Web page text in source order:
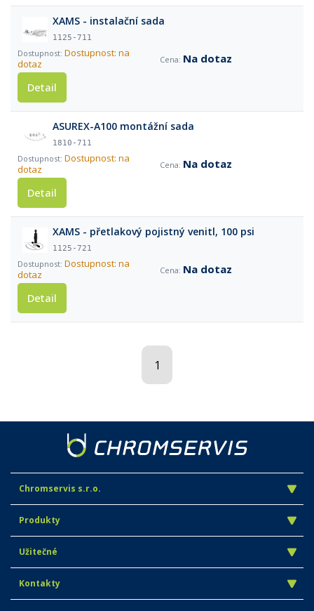
XAMS - instalační sada
1125-711
Dostupnost: na
dotaz
Na dotaz
Detail
ASUREX-A100 montážní sada
1810-711
Dostupnost: na
dotaz
Na dotaz
Detail
XAMS - přetlakový pojistný venitl, 100 psi
1125-721
Dostupnost: na
dotaz
Na dotaz
Detail
1
Chromservis s.r.o.
Produkty
Užitečné
Kontakty